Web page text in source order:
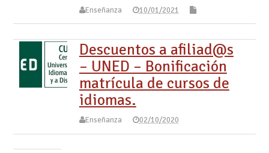
Enseñanza 10/01/2021
Descuentos a afiliad@s
– UNED – Bonificación
matrícula de cursos de
idiomas.
Enseñanza 02/10/2020